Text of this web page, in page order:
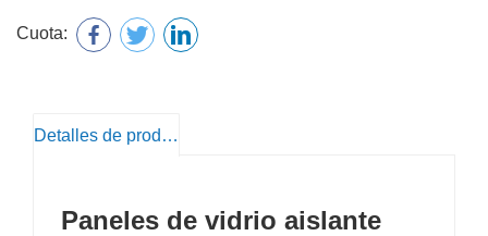
Cuota:
Detalles de producto
Paneles de vidrio aislante